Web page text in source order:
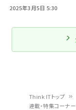
Think ITトップ
連載・特集コーナ
2025年3月5日 5:30